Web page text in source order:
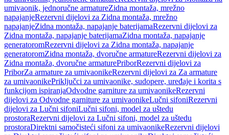
umivaonik, jednoručne armatureZidna montaža, mrežno
napajanjeRezervni dijelovi za Zidna montaža, mrežno
napajanjeZidna montaža, napajanje baterijamaRezervni dijelovi za
Zidna montaža, napajanje baterijamaZidna montaža, napajanje
generatoromRezervni dijelovi za Zidna montaža, napajanje
generatoromZidna montaža, dvoručne armatureRezervni dijelovi za
Zidna montaža, dvoručne armaturePriborRezervni dijelovi za
PriborZa armature za umivaonikeRezervni dijelovi za Za armature
za umivaonikePriključci za umivaonike, sudopere, uređaje i korita s
funkcijom ispiranjaOdvodne garniture za umivaonikeRezervni
dijelovi za Odvodne garniture za umivaonikeLučni sifoniRezervni
dijelovi za Lučni sifoniLučni sifoni, model za uštedu
prostoraRezervni dijelovi za Lučni sifoni, model za uštedu
prostoraDirektni samočisteći sifoni za umivaonikeRezervni dijelovi